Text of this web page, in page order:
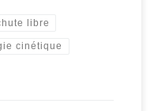
libre
cinétique